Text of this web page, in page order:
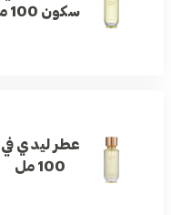
سكون 100 مل
عطر ليدي في
100 مل